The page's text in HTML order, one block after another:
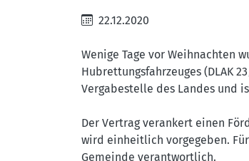
22.12.2020
Wenige Tage vor Weihnachten
Hubrettungsfahrzeuges (DLAK
Vergabestelle des Landes und
Der Vertrag verankert einen
wird einheitlich vorgegeben.
Gemeinde verantwortlich.